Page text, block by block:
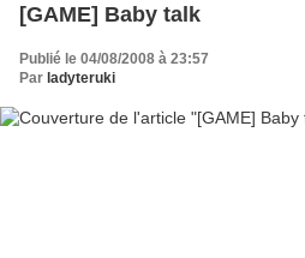
[GAME] Baby talk
Publié le 04/08/2008 à 23:57
Par ladyteruki